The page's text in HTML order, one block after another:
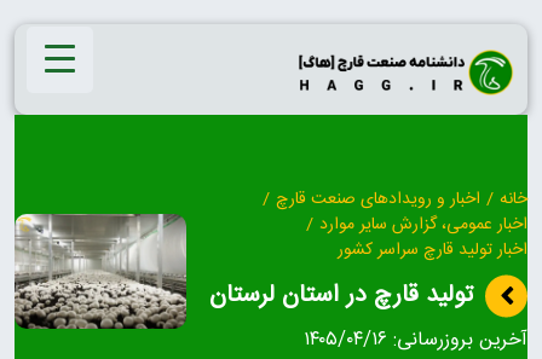
Skip
content
خانه / اخبار و رویدادهای صنعت قارچ /
اخبار عمومی، گزارش سایر موارد /
اخبار تولید قارچ سراسر کشور
تولید قارچ در استان لرستان
آخرین بروزرسانی: ۱۴۰۵/۰۴/۱۶